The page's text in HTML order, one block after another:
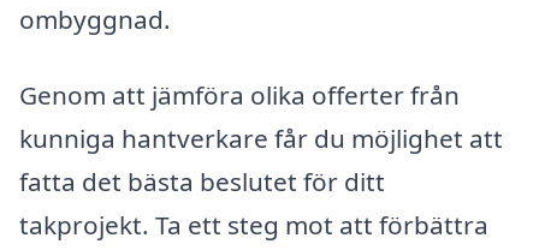
ombyggnad.
Genom att jämföra olika offerter från
kunniga hantverkare får du möjlighet att
fatta det bästa beslutet för ditt
takprojekt. Ta ett steg mot att förbättra